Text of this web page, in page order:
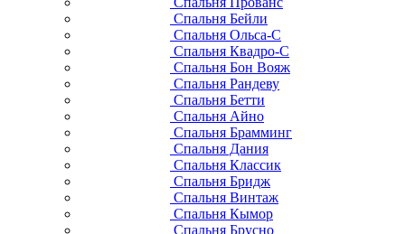
Спальня Бейли
Спальня Ольса-С
Спальня Квадро-С
Спальня Бон Вояж
Спальня Рандеву
Спальня Бетти
Спальня Айно
Спальня Брамминг
Спальня Дания
Спальня Классик
Спальня Бридж
Спальня Винтаж
Спальня Кымор
Спальня Брусно